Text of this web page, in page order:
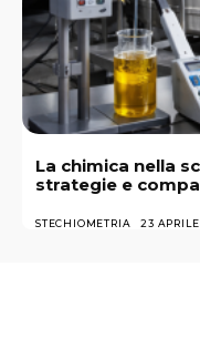
La chimica nella
strategie e
STECHIOMETRIA 23